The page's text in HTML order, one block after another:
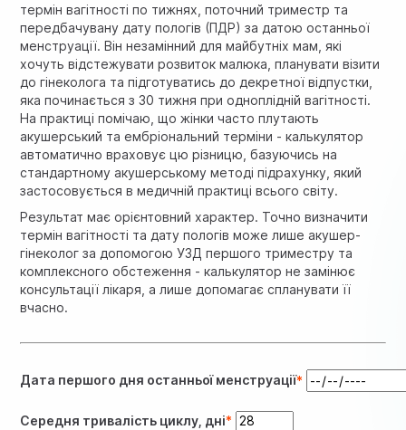
термін вагітності по тижнях, поточний триместр та
передбачувану дату пологів (ПДР) за датою останньої
менструації. Він незамінний для майбутніх мам, які
хочуть відстежувати розвиток малюка, планувати візити
до гінеколога та підготуватись до декретної відпустки,
яка починається з 30 тижня при одноплідній вагітності.
На практиці помічаю, що жінки часто плутають
акушерський та ембріональний терміни - калькулятор
автоматично враховує цю різницю, базуючись на
стандартному акушерському методі підрахунку, який
застосовується в медичній практиці всього світу.
Результат має орієнтовний характер. Точно визначити
термін вагітності та дату пологів може лише акушер-
гінеколог за допомогою УЗД першого триместру та
комплексного обстеження - калькулятор не замінює
консультації лікаря, а лише допомагає спланувати її
вчасно.
Дата першого дня останньої менструації
Середня тривалість циклу, дні